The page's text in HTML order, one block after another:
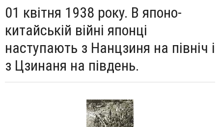
01 квітня 1938 року. В японо-
китайській війні японці
наступають з Нанцзиня на північ і
з Цзинаня на південь.